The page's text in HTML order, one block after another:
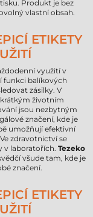
Produkt je bez
vlastní obsah.
ETIKETY
využití v
funkci balíkových
zásilky. V
životním
jsou nezbytným
značení, kde je
umožňují efektivní
zdravotnictví se
v laboratořích. Tezeko
všude tam, kde je
značení.
ETIKETY